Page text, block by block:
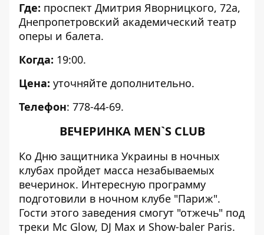
Где: проспект Дмитрия Яворницкого, 72а,
Днепропетровский академический театр
оперы и балета.
Когда: 19:00.
Цена: уточняйте дополнительно.
Телефон: 778-44-69.
ВЕЧЕРИНКА MEN`S CLUB
Ко Дню защитника Украины в ночных
клубах пройдет масса незабываемых
вечеринок. Интересную программу
подготовили в ночном клубе "Париж".
Гости этого заведения смогут "отжечь" под
треки Mc Glow, DJ Max и Show-baler Paris.